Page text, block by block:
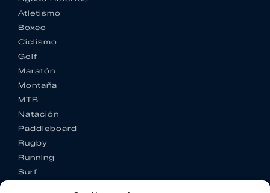
Atletismo
Boxeo
Ciclismo
Golf
Maratón
Montaña
MTB
Natación
Paddleboard
Rugby
Running
Surf